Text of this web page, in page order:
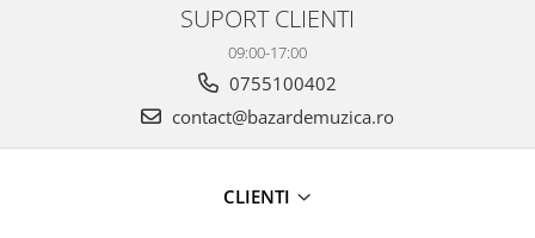
SUPORT CLIENTI
09:00-17:00
0755100402
contact@bazardemuzica.ro
CLIENTI